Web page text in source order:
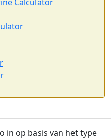
in op basis van het type